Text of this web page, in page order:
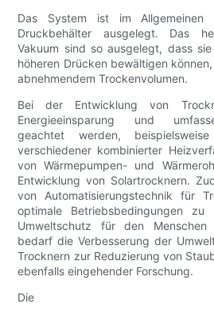
Das System ist im Allgemeinen
Druckbehälter ausgelegt. Das
Vakuum sind so ausgelegt, dass
höheren Drücken bewältigen
abnehmendem Trockenvolumen.
Bei der Entwicklung von
Energieeinsparung und
geachtet werden,
verschiedener kombinierter
von Wärmepumpen- und
Entwicklung von Solartrocknern.
von Automatisierungstechnik für
optimale Betriebsbedingungen
Umweltschutz für den
bedarf die Verbesserung der
Trocknern zur Reduzierung von
ebenfalls eingehender Forschung.
Die